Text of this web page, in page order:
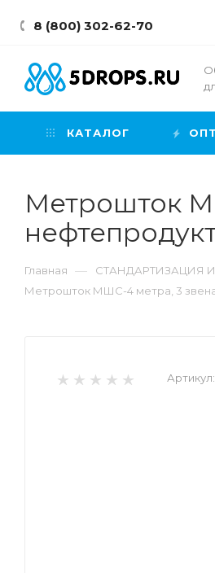
8 (800) 302-62-70
КАТАЛОГ ОПТ
Метрошток
Главная — СТАНДАРТИЗАЦИЯ
Метрошток МШС-4 метра, 3
Артикул: